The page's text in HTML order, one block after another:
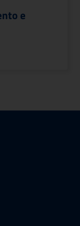
e
successiva